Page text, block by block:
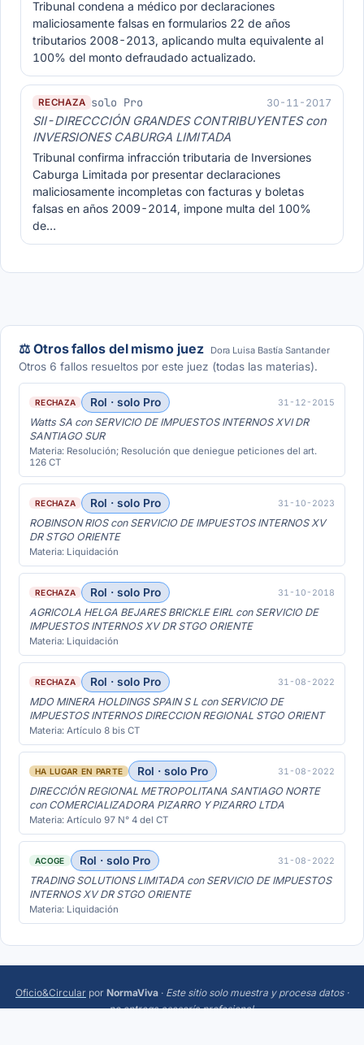
Tribunal condena a médico por declaraciones
maliciosamente falsas en formularios 22 de años
tributarios 2008-2013, aplicando multa equivalente al
100% del monto defraudado actualizado.
RECHAZA solo Pro 30-11-2017
SII-DIRECCCIÓN GRANDES CONTRIBUYENTES con
INVERSIONES CABURGA LIMITADA
Tribunal confirma infracción tributaria de Inversiones
Caburga Limitada por presentar declaraciones
maliciosamente incompletas con facturas y boletas
falsas en años 2009-2014, impone multa del 100%
de…
⚖️ Otros fallos del mismo juez Dora Luisa Bastía Santander
Otros 6 fallos resueltos por este juez (todas las materias).
RECHAZA Rol · solo Pro 31-12-2015
Watts SA con SERVICIO DE IMPUESTOS INTERNOS XVI DR
SANTIAGO SUR
Materia: Resolución; Resolución que deniegue peticiones del art.
126 CT
RECHAZA Rol · solo Pro 31-10-2023
ROBINSON RIOS con SERVICIO DE IMPUESTOS INTERNOS XV
DR STGO ORIENTE
Materia: Liquidación
RECHAZA Rol · solo Pro 31-10-2018
AGRICOLA HELGA BEJARES BRICKLE EIRL con SERVICIO DE
IMPUESTOS INTERNOS XV DR STGO ORIENTE
Materia: Liquidación
RECHAZA Rol · solo Pro 31-08-2022
MDO MINERA HOLDINGS SPAIN S L con SERVICIO DE
IMPUESTOS INTERNOS DIRECCION REGIONAL STGO ORIENT
Materia: Artículo 8 bis CT
HA LUGAR EN PARTE Rol · solo Pro 31-08-2022
DIRECCIÓN REGIONAL METROPOLITANA SANTIAGO NORTE
con COMERCIALIZADORA PIZARRO Y PIZARRO LTDA
Materia: Artículo 97 N° 4 del CT
ACOGE Rol · solo Pro 31-08-2022
TRADING SOLUTIONS LIMITADA con SERVICIO DE IMPUESTOS
INTERNOS XV DR STGO ORIENTE
Materia: Liquidación
Oficio&Circular por NormaViva · Este sitio solo muestra y procesa datos ·
no entrega asesoría profesional.